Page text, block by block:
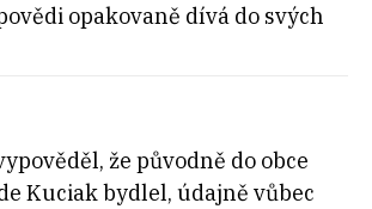
opakovaně dívá do svých
že původně do obce
Kuciak bydlel, údajně vůbec